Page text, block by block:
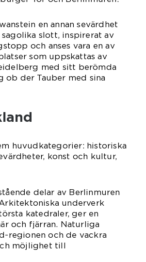
en annan sevärdhet
slott, inspirerat av
och anses vara en av
som uppskattas av
med sitt berömda
ob der Tauber med sina
huvudkategorier: historiska
konst och kultur,
delar av Berlinmuren
underverk
katedraler, ger en
och fjärran. Naturliga
regionen och de vackra
möjlighet till